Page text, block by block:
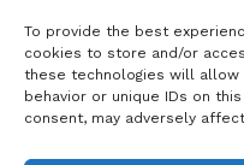
To provide the best
cookies to store and/or
these technologies will allow
behavior or unique IDs on
consent, may adversely
Bieži uzdoti jautājumi
Kur pirkt?
Sīkdatņu politika